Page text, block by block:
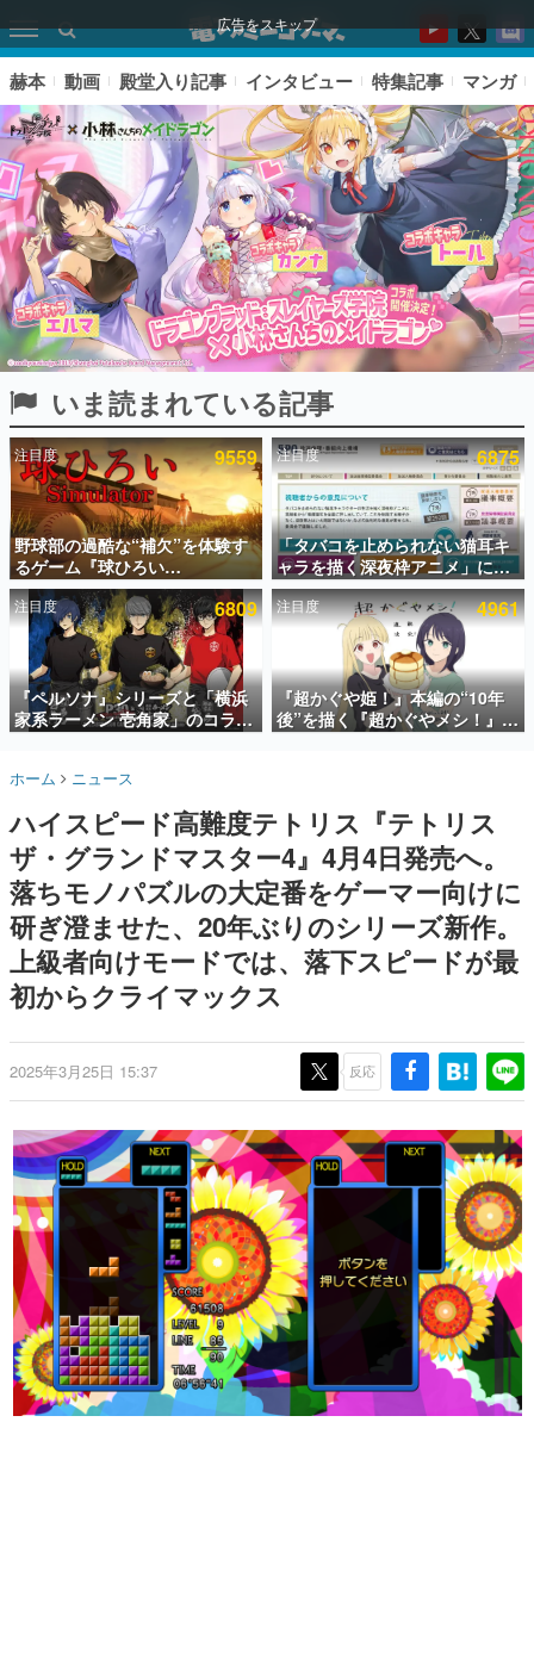
広告をスキップ
ピックアップ
電ファミのいま読まれている記事ランキング
アプリセール情報
インタビュー
連載・特集一覧
殿堂入り記事
SNS拡散数が数千以上！ ページビュー数万以上！ などな
ど。多くの人々に読まれた、電ファミ渾身の“殿堂入り”記
事をまとめました。
名作ゲームクリエイターの方々に製作時のエピソードをお
きます。
赫本
この物語を解いてはいけない。『赫本』は、〈試験問題〉
の形をした短編ホラー小説集です。
新世代に訊く
これからのデジタルゲーム市場を担う若きクリエイター達
の姿を追い、彼らのルーツと情熱を探っていきます。
ゲーム世代の作家たち
ゲームに多大な影響を受けた作家さんに取材し、ゲームが
日本のコンテンツ産業やカルチャーに与えた影響を探る企
画です。
日本モバイルゲーム産業史
日本のモバイルゲーム史における主要なトピック・タイト
ルを網羅するほか、開発者へのインタビューや識者による
解説を掲載。約20年の歴史が一望できる決定版！
若ゲのいたり〜ゲームクリエイターの青春〜
『うつヌケ』『ペンと箸』等で知られるマンガ家・田中圭
一先生によるゲーム業界レポートマンガです。
なんでゲームは面白い？
ゲーム開発者・hamatsu氏がゲームの魅力を画面や操作の
具体的な形から解き明かしていく、硬派で骨太な評論連載
です。
赫本 動画 殿堂入り記事 インタビュー 特集記事 マンガ
いま読まれている記事
注目度 9559
野球部の過酷な“補欠”を体験す
るゲーム『球ひろい
Simulator』が「1件」のウィッ
シュリストをもとにチェコ語に
対応しSNSで話題に。『キング
ダム・カム』開発元やチェコの
プロ野球選手から称賛の声
注目度 6875
「タバコを止められない猫耳キ
ャラを描く深夜枠アニメ」に視
聴者の一部から批判意見。違法
薬物の使用と思しき描写も含め
て、BPOが議論を交わす
注目度 6809
『ペルソナ』シリーズと「横浜
家系ラーメン 壱角家」のコラボ
が8月21日から開催。”はがく
しく食べられるカレーラーメン
注目度 4961
『超かぐや姫！』本編の“10年
後”を描く『超かぐやメシ！』
Web連載決定。新たなWebマン
ホーム ニュース
ハイスピード高難度テトリス『テトリス
ザ・グランドマスター4』4月4日発売へ。
落ちモノパズルの大定番をゲーマー向けに
研ぎ澄ませた、20年ぶりのシリーズ新作。
上級者向けモードでは、落下スピードが最
初からクライマックス
2025年3月25日 15:37 反応